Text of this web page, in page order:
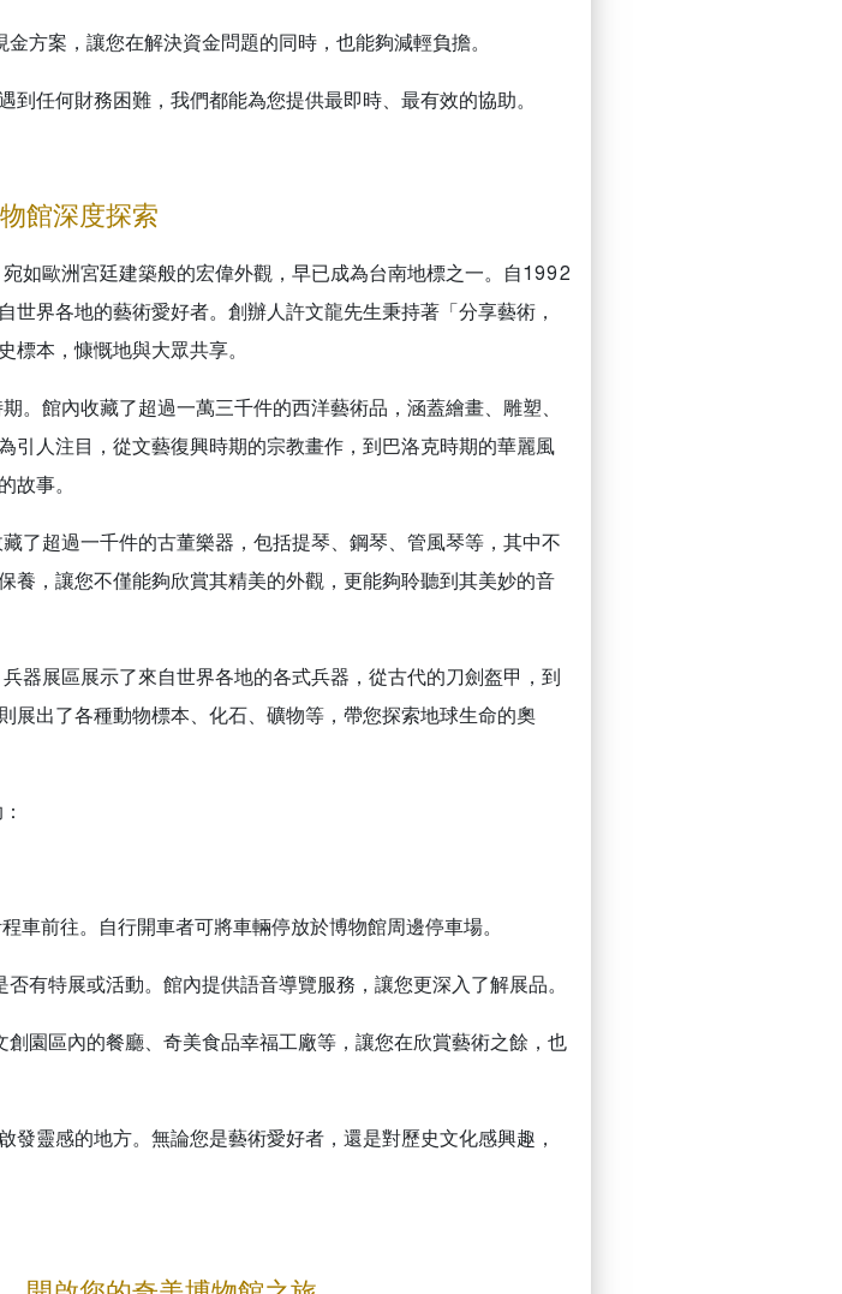
方案，讓您在解決資金問題的同時，也能夠減輕負擔。
任何財務困難，我們都能為您提供最即時、最有效的協助。
館深度探索
如歐洲宮廷建築般的宏偉外觀，早已成為台南地標之一。自1992
界各地的藝術愛好者。創辦人許文龍先生秉持著「分享藝術，
本，慷慨地與大眾共享。
。館內收藏了超過一萬三千件的西洋藝術品，涵蓋繪畫、雕塑、
引人注目，從文藝復興時期的宗教畫作，到巴洛克時期的華麗風
故事。
了超過一千件的古董樂器，包括提琴、鋼琴、管風琴等，其中不
養，讓您不僅能夠欣賞其精美的外觀，更能夠聆聽到其美妙的音
器展區展示了來自世界各地的各式兵器，從古代的刀劍盔甲，到
展出了各種動物標本、化石、礦物等，帶您探索地球生命的奧
車前往。自行開車者可將車輛停放於博物館周邊停車場。
有特展或活動。館內提供語音導覽服務，讓您更深入了解展品。
園區內的餐廳、奇美食品幸福工廠等，讓您在欣賞藝術之餘，也
靈感的地方。無論您是藝術愛好者，還是對歷史文化感興趣，